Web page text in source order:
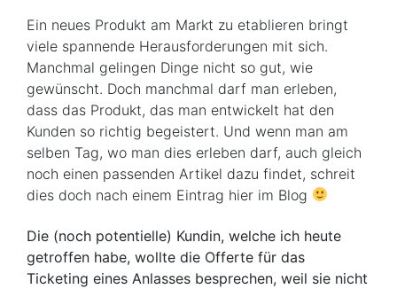
Ein neues Produkt am Markt zu etablieren bringt
viele spannende Herausforderungen mit sich.
Manchmal gelingen Dinge nicht so gut, wie
gewünscht. Doch manchmal darf man erleben,
dass das Produkt, das man entwickelt hat den
Kunden so richtig begeistert. Und wenn man am
selben Tag, wo man dies erleben darf, auch gleich
noch einen passenden Artikel dazu findet, schreit
dies doch nach einem Eintrag hier im Blog
Die (noch potentielle) Kundin, welche ich heute
getroffen habe, wollte die Offerte für das
Ticketing eines Anlasses besprechen, weil sie nicht